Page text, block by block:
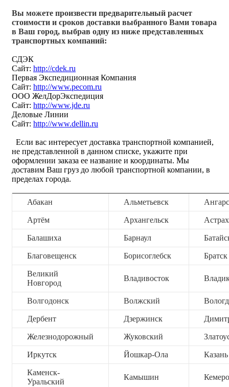
Вы можете произвести предварительный расчет
стоимости и сроков доставки выбранного Вами товара
в Ваш город, выбрав одну из ниже представленных
транспортных компаний:
СДЭК
Сайт: http://cdek.ru
Первая Экспедиционная Компания
Сайт: http://www.pecom.ru
ООО ЖелДорЭкспедиция
Сайт: http://www.jde.ru
Деловые Линии
Сайт: http://www.dellin.ru
Если вас интересует доставка транспортной компанией,
не представленной в данном списке, укажите при
оформлении заказа ее название и координаты. Мы
доставим Ваш груз до любой транспортной компании, в
пределах города.
Абакан Альметьевск
Артём Архангельск
Балашиха Барнаул
Благовещенск Борисоглебск Братск
Великий
Новгород
Владивосток
Волгодонск Волжский
Дербент Дзержинск
Железнодорожный Жуковский
Иркутск Йошкар-Ола Казань
Каменск-
Уральский
Камышин